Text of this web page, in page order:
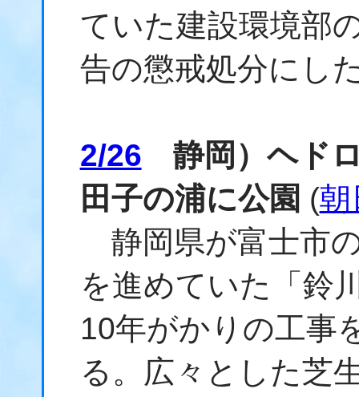
ていた建設環境部
告の懲戒処分にし
2/26 静岡）ヘド
田子の浦に公園 (朝
静岡県が富士市
を進めていた「鈴
10年がかりの工事
る。広々とした芝